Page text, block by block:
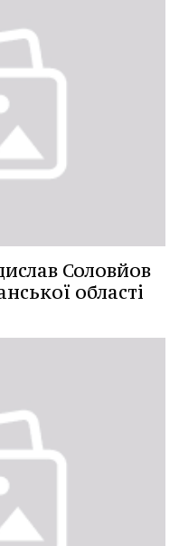
Соловйов
області